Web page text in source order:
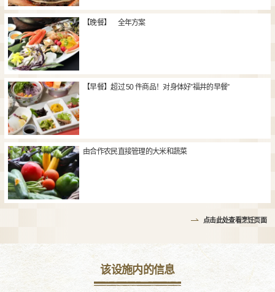
【晚餐】 全年方案
【早餐】超过 50 件商品！对身体好”福井的早餐”
由合作农民直接管理的大米和蔬菜
点击此处查看烹饪页面
该设施内的信息